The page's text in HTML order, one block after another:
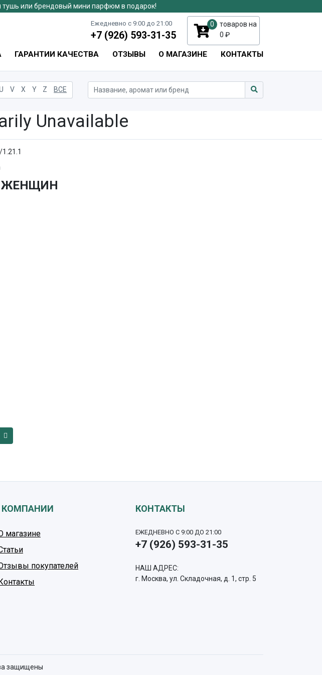
тушь или брендовый мини парфюм в подарок!
Ежедневно с 9:00 до 21:00
+7 (926) 593-31-35
0
товаров на
0 ₽
ГАРАНТИИ КАЧЕСТВА ОТЗЫВЫ О МАГАЗИНЕ КОНТАКТЫ
V X Y Z ВСЕ
Unavailable
ЖЕНЩИН
КОМПАНИИ
магазине
покупателей
КОНТАКТЫ
ЕЖЕДНЕВНО С 9:00 ДО 21:00
+7 (926) 593-31-35
НАШ АДРЕС:
г. Москва, ул. Складочная, д. 1, стр. 5
защищены